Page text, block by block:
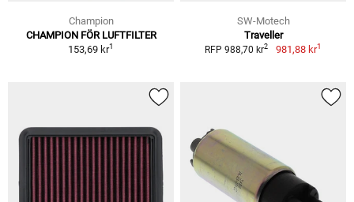
Champion
CHAMPION FÖR LUFTFILTER
153,69 kr1
SW-Motech
Traveller
RFP 988,70 kr2 981,88 kr1